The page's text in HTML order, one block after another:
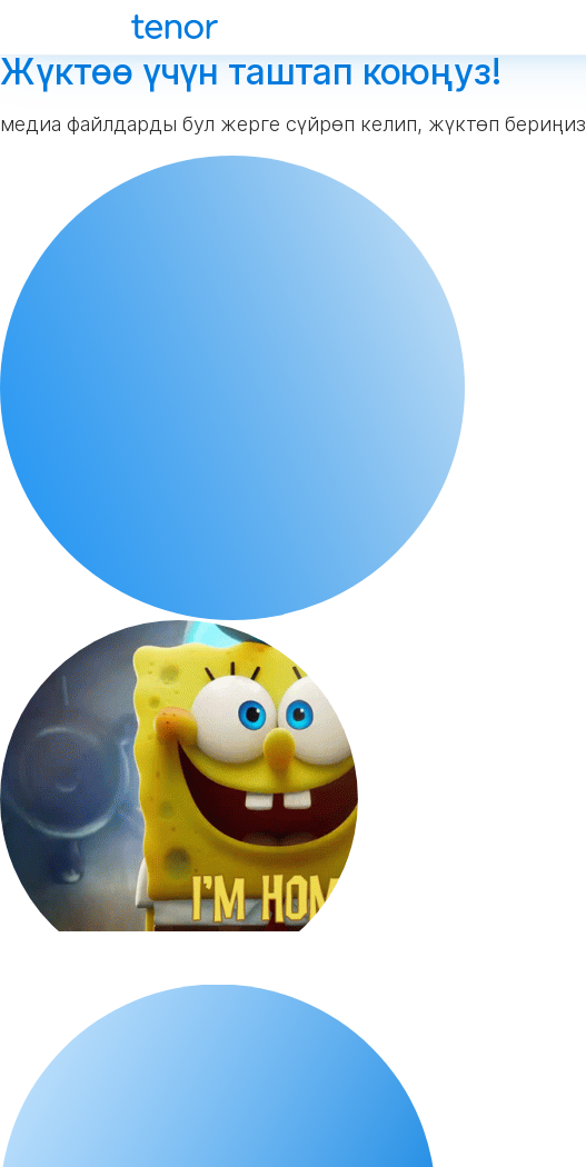
Жүктөө үчүн таштап коюңуз!
медиа файлдарды бул жерге сүйрөп келип, жүктөп бериңиз